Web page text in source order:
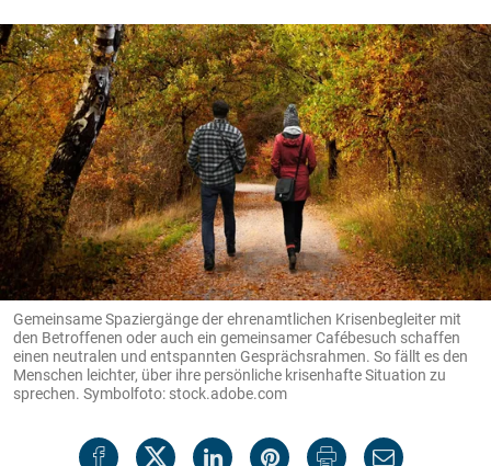
Gemeinsame Spaziergänge der ehrenamtlichen Krisenbegleiter mit
den Betroffenen oder auch ein gemeinsamer Cafébesuch schaffen
einen neutralen und entspannten Gesprächsrahmen. So fällt es den
Menschen leichter, über ihre persönliche krisenhafte Situation zu
sprechen. Symbolfoto: stock.adobe.com